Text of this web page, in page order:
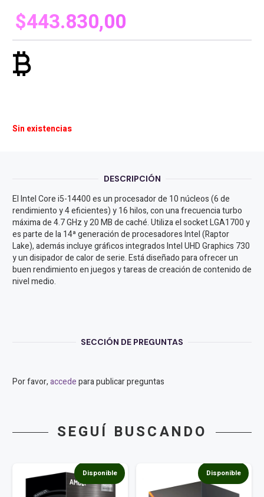
$443.830,00
currency_bitcoin
Sin existencias
DESCRIPCIÓN
El Intel Core i5-14400 es un procesador de 10 núcleos (6 de
rendimiento y 4 eficientes) y 16 hilos, con una frecuencia turbo
máxima de 4.7 GHz y 20 MB de caché. Utiliza el socket LGA1700 y
es parte de la 14ª generación de procesadores Intel (Raptor
Lake), además incluye gráficos integrados Intel UHD Graphics 730
y un disipador de calor de serie. Está diseñado para ofrecer un
buen rendimiento en juegos y tareas de creación de contenido de
nivel medio.
SECCIÓN DE PREGUNTAS
Por favor,accedepara publicar preguntas
SEGUÍ BUSCANDO
Disponible Disponible